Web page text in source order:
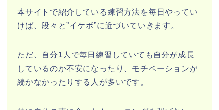
本サイトで紹介している練習方法を毎日やってい
けば、段々と”イケボ”に近づいていきます。
ただ、自分1人で毎日練習していても自分が成長
しているのか不安になったり、モチベーションが
続かなかったりする人が多いです。